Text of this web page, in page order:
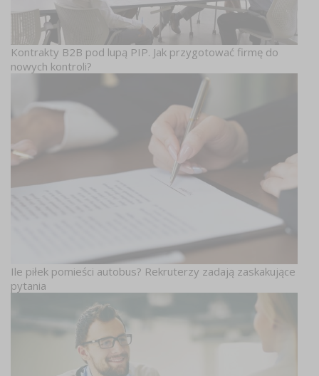
Kontrakty B2B pod lupą PIP. Jak przygotować firmę do
nowych kontroli?
Ile piłek pomieści autobus? Rekruterzy zadają zaskakujące
pytania